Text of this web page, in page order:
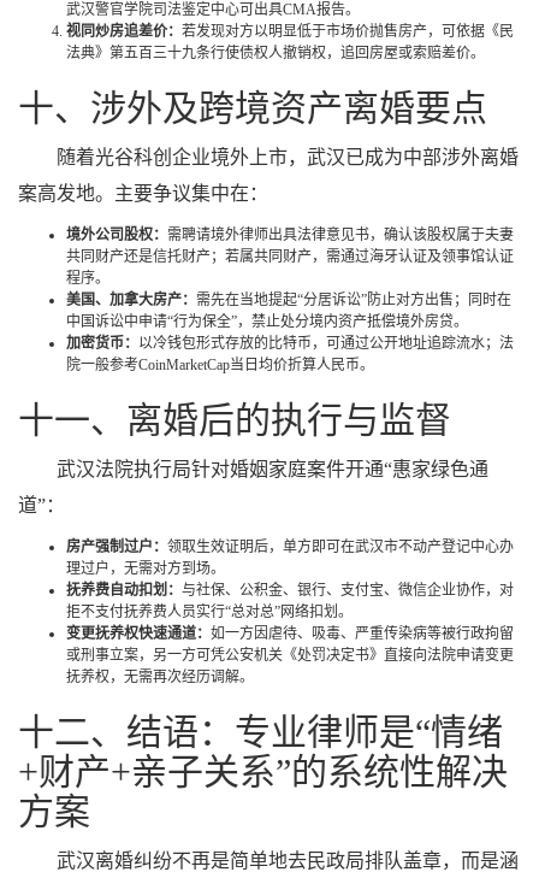
武汉警官学院司法鉴定中心可出具CMA报告。
视同炒房追差价： 若发现对方以明显低于市场价抛售房产，可依据《民
法典》第五百三十九条行使债权人撤销权，追回房屋或索赔差价。
十、涉外及跨境资产离婚要点
随着光谷科创企业境外上市，武汉已成为中部涉外离婚
案高发地。主要争议集中在：
境外公司股权： 需聘请境外律师出具法律意见书，确认该股权属于夫妻
共同财产还是信托财产；若属共同财产，需通过海牙认证及领事馆认证
程序。
美国、加拿大房产： 需先在当地提起“分居诉讼”防止对方出售；同时在
中国诉讼中申请“行为保全”，禁止处分境内资产抵偿境外房贷。
加密货币： 以冷钱包形式存放的比特币，可通过公开地址追踪流水；法
院一般参考CoinMarketCap当日均价折算人民币。
十一、离婚后的执行与监督
武汉法院执行局针对婚姻家庭案件开通“惠家绿色通
道”：
房产强制过户： 领取生效证明后，单方即可在武汉市不动产登记中心办
理过户，无需对方到场。
抚养费自动扣划： 与社保、公积金、银行、支付宝、微信企业协作，对
拒不支付抚养费人员实行“总对总”网络扣划。
变更抚养权快速通道： 如一方因虐待、吸毒、严重传染病等被行政拘留
或刑事立案，另一方可凭公安机关《处罚决定书》直接向法院申请变更
抚养权，无需再次经历调解。
十二、结语：专业律师是“情绪
+财产+亲子关系”的系统性解决
方案
武汉离婚纠纷不再是简单地去民政局排队盖章，而是涵